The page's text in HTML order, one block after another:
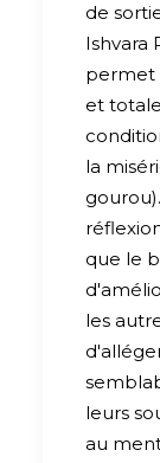
de
Ishvara
permet
et
la
que le
les
leurs
au